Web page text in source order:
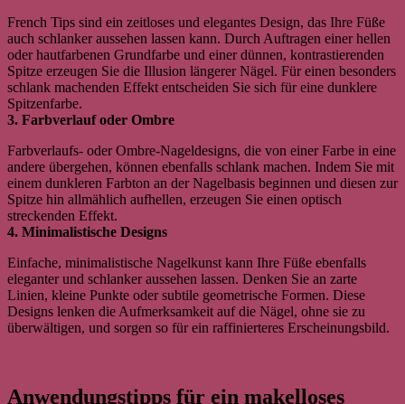
French Tips sind ein zeitloses und elegantes Design, das Ihre Füße
auch schlanker aussehen lassen kann. Durch Auftragen einer hellen
oder hautfarbenen Grundfarbe und einer dünnen, kontrastierenden
Spitze erzeugen Sie die Illusion längerer Nägel. Für einen besonders
schlank machenden Effekt entscheiden Sie sich für eine dunklere
Spitzenfarbe.
3. Farbverlauf oder Ombre
Farbverlaufs- oder Ombre-Nageldesigns, die von einer Farbe in eine
andere übergehen, können ebenfalls schlank machen. Indem Sie mit
einem dunkleren Farbton an der Nagelbasis beginnen und diesen zur
Spitze hin allmählich aufhellen, erzeugen Sie einen optisch
streckenden Effekt.
4. Minimalistische Designs
Einfache, minimalistische Nagelkunst kann Ihre Füße ebenfalls
eleganter und schlanker aussehen lassen. Denken Sie an zarte
Linien, kleine Punkte oder subtile geometrische Formen. Diese
Designs lenken die Aufmerksamkeit auf die Nägel, ohne sie zu
überwältigen, und sorgen so für ein raffinierteres Erscheinungsbild.
Anwendungstipps für ein makelloses